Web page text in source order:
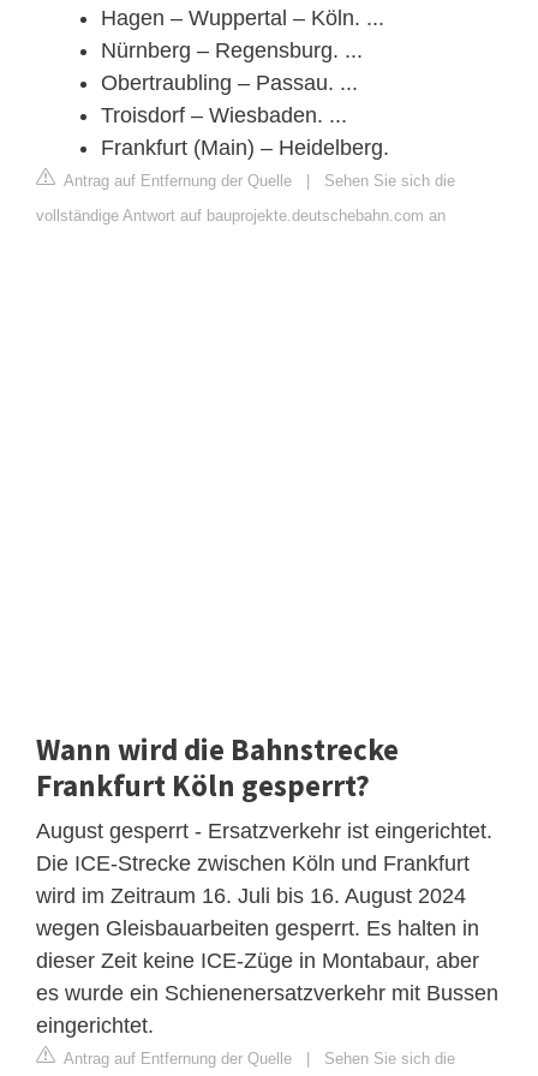
Hagen – Wuppertal – Köln. ...
Nürnberg – Regensburg. ...
Obertraubling – Passau. ...
Troisdorf – Wiesbaden. ...
Frankfurt (Main) – Heidelberg.
Antrag auf Entfernung der Quelle
Sehen Sie sich die
vollständige Antwort auf bauprojekte.deutschebahn.com an
Wann wird die Bahnstrecke
Frankfurt Köln gesperrt?
August gesperrt - Ersatzverkehr ist eingerichtet.
Die ICE-Strecke zwischen Köln und Frankfurt
wird im Zeitraum 16. Juli bis 16. August 2024
wegen Gleisbauarbeiten gesperrt. Es halten in
dieser Zeit keine ICE-Züge in Montabaur, aber
es wurde ein Schienenersatzverkehr mit Bussen
eingerichtet.
Antrag auf Entfernung der Quelle
Sehen Sie sich die